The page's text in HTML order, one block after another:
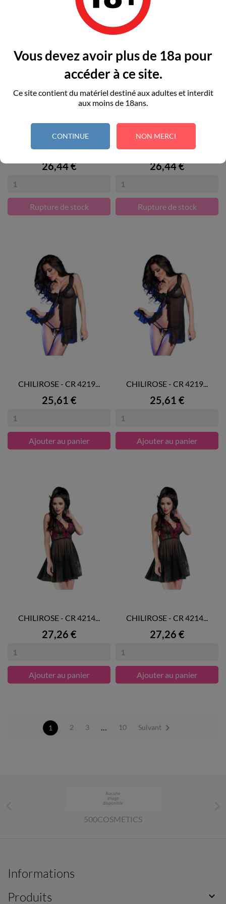
Vous devez avoir plus de 18a pour
accéder à ce site.
Ce site contient du matériel destiné aux adultes et interdit
aux moins de 18ans.
CONTINUE NON MERCI
CHILIROSE - CR 4461...
Prix
26,44 €
Rupture de stock
CHILIROSE - CR 4461...
Prix
26,44 €
Rupture de stock
RUPTURE DE STOCK
CHILIROSE - CR 4219...
Prix
25,61 €
Ajouter au panier
CHILIROSE - CR 4219...
Prix
25,61 €
Ajouter au panier
CHILIROSE - CR 4214...
Prix
27,26 €
Ajouter au panier
CHILIROSE - CR 4214...
Prix
27,26 €
Ajouter au panier
1 2 3 … 10 Suivant
500COSMETICS
Informations
Produits
